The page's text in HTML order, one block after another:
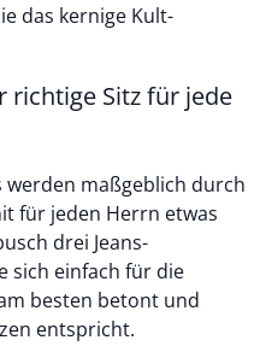
das kernige Kult-
richtige Sitz für jede
werden maßgeblich durch
für jeden Herrn etwas
drei Jeans-
sich einfach für die
besten betont und
entspricht.